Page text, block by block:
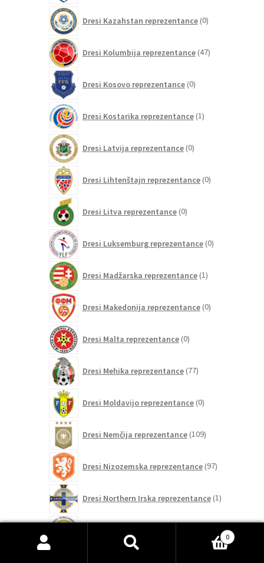
Dresi Kazahstan reprezentance 0izdelkov
Dresi Kolumbija reprezentance 47izdelkov
Dresi Kosovo reprezentance 0izdelkov
Dresi Kostarika reprezentance 1izdelek
Dresi Latvija reprezentance 0izdelkov
Dresi Lihtenštajn reprezentance 0izdelkov
Dresi Litva reprezentance 0izdelkov
Dresi Luksemburg reprezentance 0izdelkov
Dresi Madžarska reprezentance 1izdelek
Dresi Makedonija reprezentance 0izdelkov
Dresi Malta reprezentance 0izdelkov
Dresi Mehika reprezentance 77izdelkov
Dresi Moldavijo reprezentance 0izdelkov
Dresi Nemčija reprezentance 109izdelkov
Dresi Nizozemska reprezentance 97izdelkov
Dresi Northern Irska reprezentance 1izdelek
28
izdelkov
0